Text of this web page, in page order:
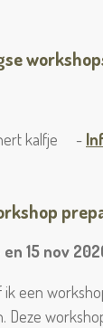
kalfje -
en 15 nov
ik een
Deze